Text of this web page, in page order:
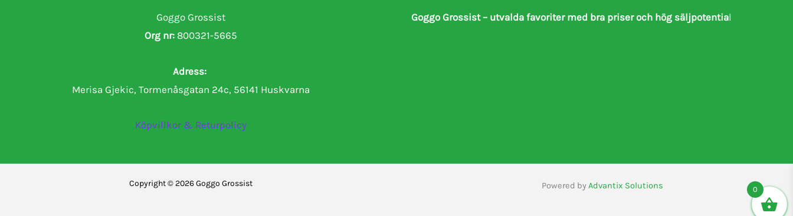
Goggo Grossist
Org nr: 800321-5665
Adress:
Merisa Gjekic, Tormenåsgatan 24c, 56141 Huskvarna
Köpvillkor & Returpolicy
Goggo Grossist – utvalda favoriter med bra priser och hög säljpotential
Copyright © 2026 Goggo Grossist Powered byAdvantix Solutions 0